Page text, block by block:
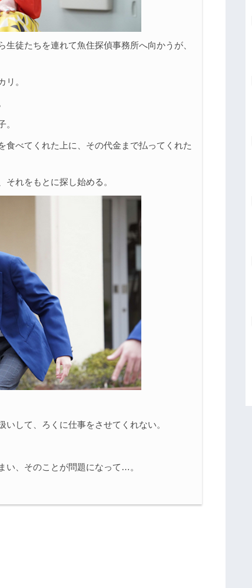
徒たちを連れて魚住探偵事務所へ向かうが、
リ。
。
べてくれた上に、その代金まで払ってくれた
れをもとに探し始める。
して、ろくに仕事をさせてくれない。
い、そのことが問題になって…。